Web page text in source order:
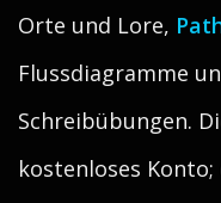
Orte und Lore,
Flussdiagramme
Schreibübungen.
kostenloses Konto;